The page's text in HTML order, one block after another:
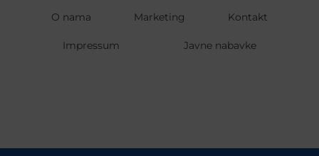
O nama Marketing Kontakt
Impressum Javne nabavke